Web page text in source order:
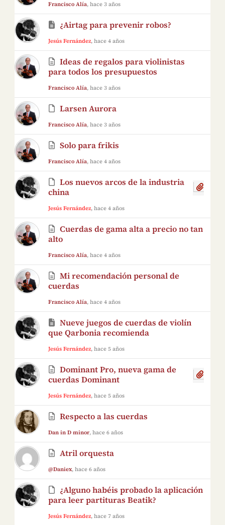
Francisco Alía, hace 3 años
¿Airtag para prevenir robos?
Jesús Fernández, hace 4 años
Ideas de regalos para violinistas
para todos los presupuestos
Francisco Alía, hace 3 años
Larsen Aurora
Francisco Alía, hace 3 años
Solo para frikis
Francisco Alía, hace 4 años
Los nuevos arcos de la industria
china
Jesús Fernández, hace 4 años
Cuerdas de gama alta a precio no tan
alto
Francisco Alía, hace 4 años
Mi recomendación personal de
cuerdas
Francisco Alía, hace 4 años
Nueve juegos de cuerdas de violín
que Qarbonia recomienda
Jesús Fernández, hace 5 años
Dominant Pro, nueva gama de
cuerdas Dominant
Jesús Fernández, hace 5 años
Respecto a las cuerdas
Dan in D minor, hace 6 años
Atril orquesta
@Daniex, hace 6 años
¿Alguno habéis probado la aplicación
para leer partituras Beatik?
Jesús Fernández, hace 7 años